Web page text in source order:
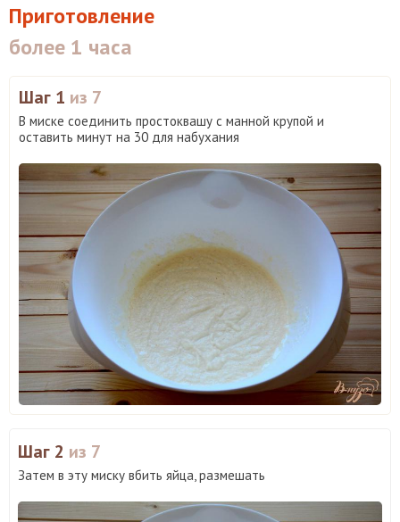
Приготовление
более 1 часа
Шаг 1 из 7
В миске соединить простоквашу с манной крупой и
оставить минут на 30 для набухания
Шаг 2 из 7
Затем в эту миску вбить яйца, размешать